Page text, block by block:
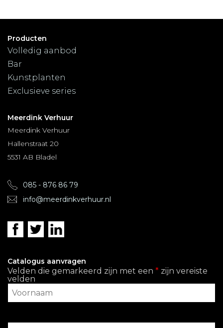
Producten
Volledig aanbod
Bar
Kunstplanten
Exclusieve series
Meerdink Verhuur
Meerdink Verhuur
Hallenstraat 20
5531 AB Bladel
085 - 876 86 79
info@meerdinkverhuur.nl
Catalogus aanvragen
Velden die gemarkeerd zijn met een * zijn vereiste
velden